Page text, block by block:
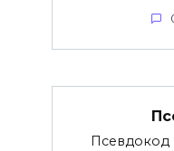
Псевдокод